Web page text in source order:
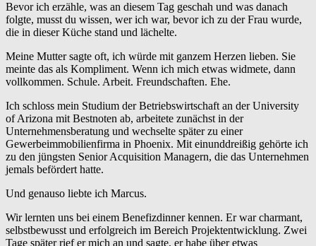
Bevor ich erzähle, was an diesem Tag geschah und was danach
folgte, musst du wissen, wer ich war, bevor ich zu der Frau wurde,
die in dieser Küche stand und lächelte.
Meine Mutter sagte oft, ich würde mit ganzem Herzen lieben. Sie
meinte das als Kompliment. Wenn ich mich etwas widmete, dann
vollkommen. Schule. Arbeit. Freundschaften. Ehe.
Ich schloss mein Studium der Betriebswirtschaft an der University
of Arizona mit Bestnoten ab, arbeitete zunächst in der
Unternehmensberatung und wechselte später zu einer
Gewerbeimmobilienfirma in Phoenix. Mit einunddreißig gehörte ich
zu den jüngsten Senior Acquisition Managern, die das Unternehmen
jemals befördert hatte.
Und genauso liebte ich Marcus.
Wir lernten uns bei einem Benefizdinner kennen. Er war charmant,
selbstbewusst und erfolgreich im Bereich Projektentwicklung. Zwei
Tage später rief er mich an und sagte, er habe über etwas